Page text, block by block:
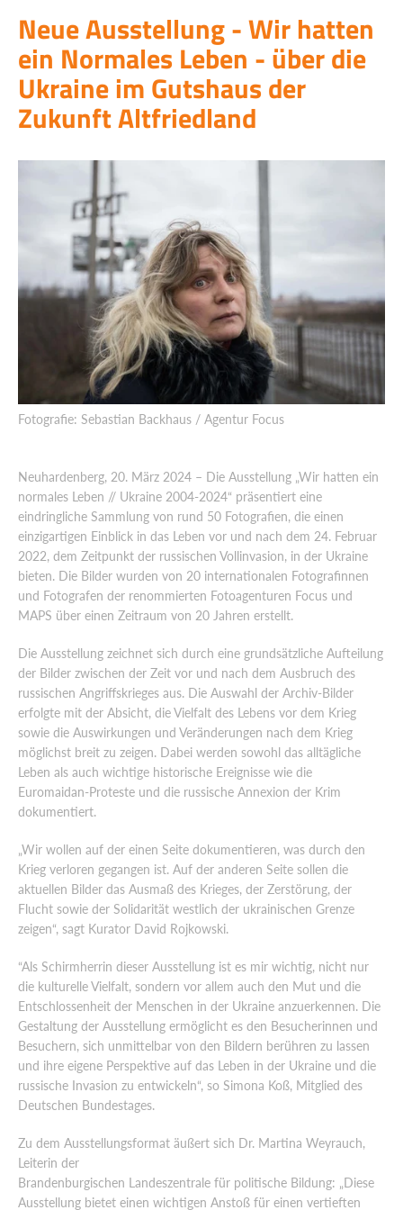
FacebookTwitter Instagram
Neue Ausstellung - Wir hatten
ein Normales Leben - über die
Ukraine im Gutshaus der
Zukunft Altfriedland
Fotografie: Sebastian Backhaus / Agentur Focus
Neuhardenberg, 20. März 2024 – Die Ausstellung „Wir hatten ein
normales Leben // Ukraine 2004-2024“ präsentiert eine
eindringliche Sammlung von rund 50 Fotografien, die einen
einzigartigen Einblick in das Leben vor und nach dem 24. Februar
2022, dem Zeitpunkt der russischen Vollinvasion, in der Ukraine
bieten. Die Bilder wurden von 20 internationalen Fotografinnen
und Fotografen der renommierten Fotoagenturen Focus und
MAPS über einen Zeitraum von 20 Jahren erstellt.
Die Ausstellung zeichnet sich durch eine grundsätzliche Aufteilung
der Bilder zwischen der Zeit vor und nach dem Ausbruch des
russischen Angriffskrieges aus. Die Auswahl der Archiv-Bilder
erfolgte mit der Absicht, die Vielfalt des Lebens vor dem Krieg
sowie die Auswirkungen und Veränderungen nach dem Krieg
möglichst breit zu zeigen. Dabei werden sowohl das alltägliche
Leben als auch wichtige historische Ereignisse wie die
Euromaidan-Proteste und die russische Annexion der Krim
dokumentiert.
„Wir wollen auf der einen Seite dokumentieren, was durch den
Krieg verloren gegangen ist. Auf der anderen Seite sollen die
aktuellen Bilder das Ausmaß des Krieges, der Zerstörung, der
Flucht sowie der Solidarität westlich der ukrainischen Grenze
zeigen“, sagt Kurator David Rojkowski.
“Als Schirmherrin dieser Ausstellung ist es mir wichtig, nicht nur
die kulturelle Vielfalt, sondern vor allem auch den Mut und die
Entschlossenheit der Menschen in der Ukraine anzuerkennen. Die
Gestaltung der Ausstellung ermöglicht es den Besucherinnen und
Besuchern, sich unmittelbar von den Bildern berühren zu lassen
und ihre eigene Perspektive auf das Leben in der Ukraine und die
russische Invasion zu entwickeln“, so Simona Koß, Mitglied des
Deutschen Bundestages.
Zu dem Ausstellungsformat äußert sich Dr. Martina Weyrauch,
Leiterin der
Brandenburgischen Landeszentrale für politische Bildung: „Diese
Ausstellung bietet einen wichtigen Anstoß für einen vertieften